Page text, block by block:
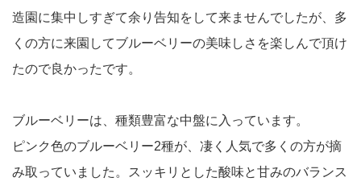
造園に集中しすぎて余り告知をして来ませんでしたが、多
くの方に来園してブルーベリーの美味しさを楽しんで頂け
たので良かったです。
ブルーベリーは、種類豊富な中盤に入っています。
ピンク色のブルーベリー2種が、凄く人気で多くの方が摘
み取っていました。スッキリとした酸味と甘みのバランス